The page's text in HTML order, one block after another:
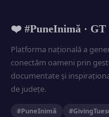
❤️ #PuneInimă · GT
Platforma națională a
conectăm oameni prin
documentate și
de județe.
#PuneInimă